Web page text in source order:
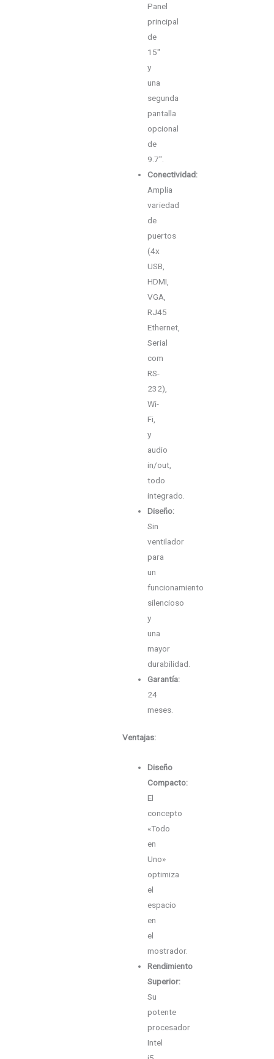
Panel
principal
de
15″
y
una
segunda
pantalla
opcional
de
9.7″.
Conectividad:
Amplia
variedad
de
puertos
(4x
USB,
HDMI,
VGA,
RJ45
Ethernet,
Serial
com
RS-
232),
Wi-
Fi,
y
audio
in/out,
todo
integrado.
Diseño:
Sin
ventilador
para
un
funcionamiento
silencioso
y
una
mayor
durabilidad.
Garantía:
24
meses.
Ventajas:
Diseño
Compacto:
El
concepto
«Todo
en
Uno»
optimiza
el
espacio
en
el
mostrador.
Rendimiento
Superior:
Su
potente
procesador
Intel